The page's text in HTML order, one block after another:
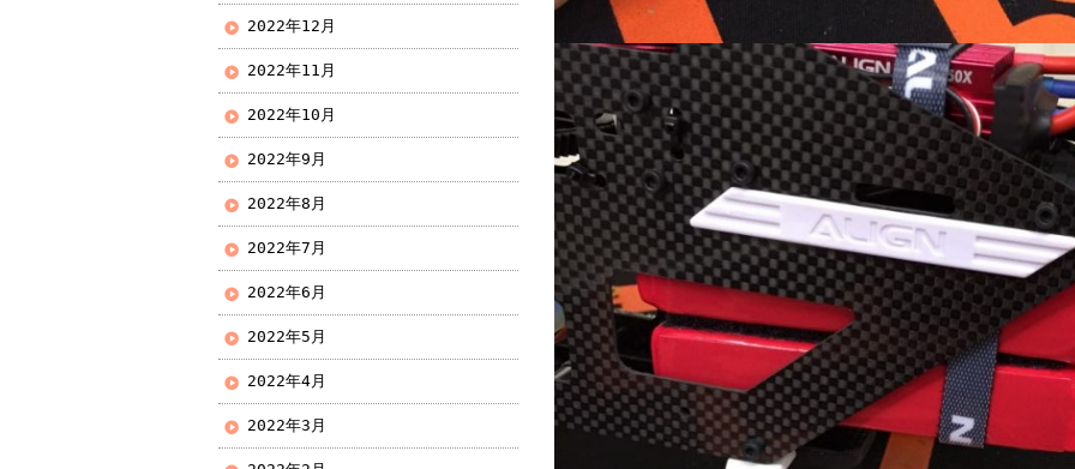
2022年12月
2022年11月
2022年10月
2022年9月
2022年8月
2022年7月
2022年6月
2022年5月
2022年4月
2022年3月